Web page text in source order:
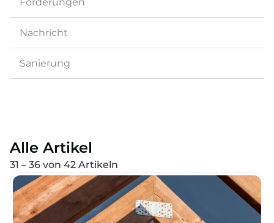
Nachricht
Sanierung
Alle Artikel
31 – 36 von 42 Artikeln